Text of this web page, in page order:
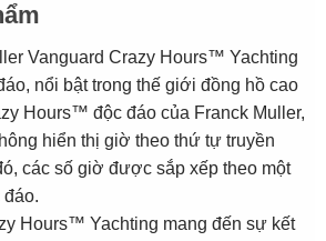
Vanguard Crazy Hours™ Yachting
nổi bật trong thế giới đồng hồ cao
Hours™ độc đáo của Franck Muller,
hiển thị giờ theo thứ tự truyền
các số giờ được sắp xếp theo một
đáo.
Hours™ Yachting mang đến sự kết